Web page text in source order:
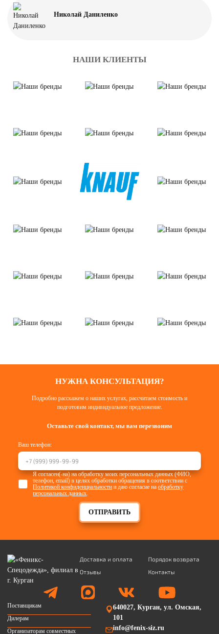
Николай Даниленко
НАШИ КЛИЕНТЫ
НУЖНА КОНСУЛЬТАЦИЯ?
Подробно расскажем о наших услугах, рассчитаем стоимость и
подготовим индивидуальное предложение.
Оставьте свой контакт, мы вам перезвоним
Ваш телефон:
ОТПРАВИТЬ
Я согласен(-на) на обработку моих персональных данных (ФИО,
телефон, email) в целях обработки обращения в соответствии с
Политикой конфиденциальности и даю согласие наобработку
персональных данных.
Доставка и оплата
Порядок возврата
Отзывы
Контакты
Поставщикам
Дилерам
Организаторам совместных
640027, Курган, ул. Омская,
101
info@fenix-siz.ru